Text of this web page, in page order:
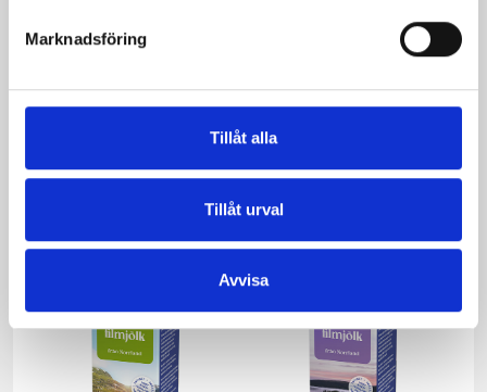
Marknadsföring
Tillåt alla
Tillåt urval
Avvisa